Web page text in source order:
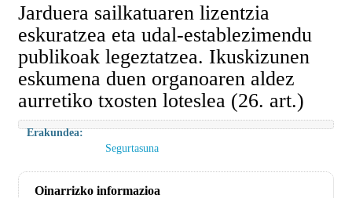
Jarduera sailkatuaren lizentzia
eskuratzea eta udal-establezimendu
publikoak legeztatzea. Ikuskizunen
eskumena duen organoaren aldez
aurretiko txosten loteslea (26. art.)
Erakundea:
Segurtasuna
Oinarrizko informazioa